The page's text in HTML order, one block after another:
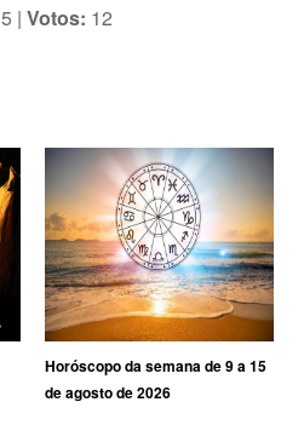
5 | Votos: 12
Horóscopo da semana de 9 a 15
de agosto de 2026